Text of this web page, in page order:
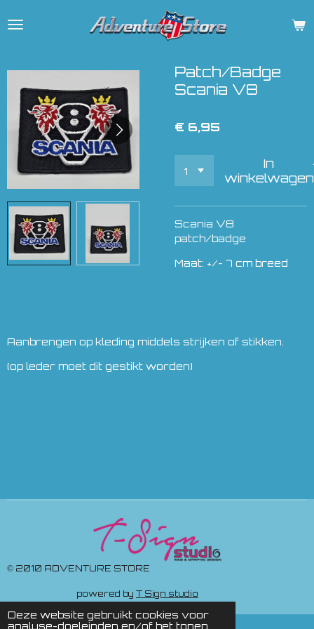
Deze website gebruikt cookies voor
analyse-doeleinden en/of het tonen
direct
hoofdinhoud
Patch/Badge
Scania V8
€ 6,95
In
winkelwagen
Scania V8
patch/badge
Maat: +/- 7 cm breed
Aanbrengen op kleding middels strijken of stikken.
(op leder moet dit gestikt worden)
© 2010 ADVENTURE STORE
powered by T Sign studio